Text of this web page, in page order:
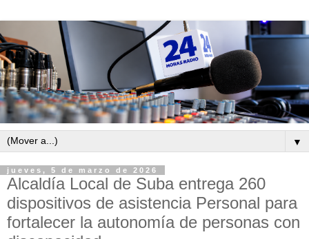
▼
jueves, 5 de marzo de 2026
Alcaldía Local de Suba entrega 260
dispositivos de asistencia Personal para
fortalecer la autonomía de personas con